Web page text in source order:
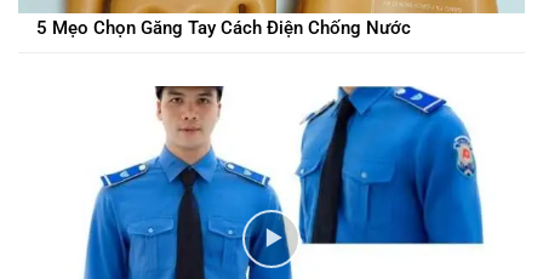
5 Mẹo Chọn Găng Tay Cách Điện Chống Nước